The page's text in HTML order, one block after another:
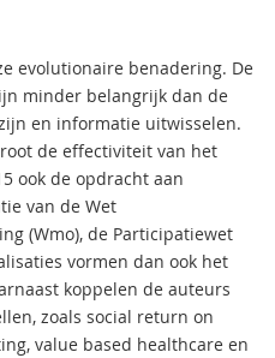
evolutionaire benadering. De
minder belangrijk dan de
en informatie uitwisselen.
de effectiviteit van het
ook de opdracht aan
van de Wet
(Wmo), de Participatiewet
vormen dan ook het
koppelen de auteurs
zoals social return on
value based healthcare en